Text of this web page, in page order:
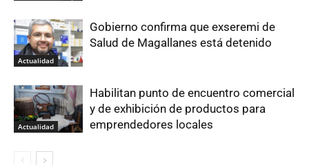
Actualidad
Gobierno confirma que exseremi de
Salud de Magallanes está detenido
Actualidad
Habilitan punto de encuentro comercial
y de exhibición de productos para
emprendedores locales